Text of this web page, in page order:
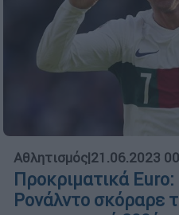
Αθλητισμός|21.06.2023
Προκριματικά
Ρονάλντο σκόραρε